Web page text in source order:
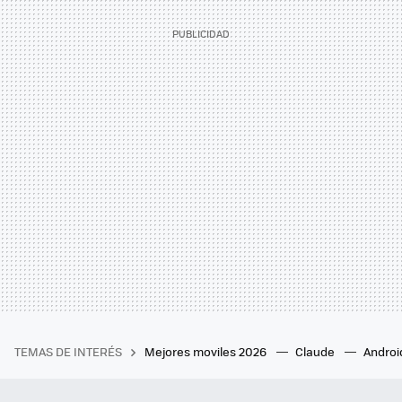
TEMAS DE INTERÉS Mejores moviles 2026 Claude